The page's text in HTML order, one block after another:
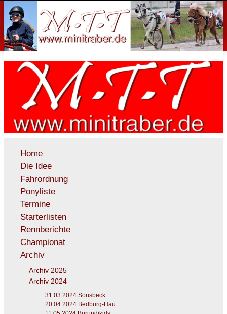
Home
Die Idee
Fahrordnung
Ponyliste
Termine
Starterlisten
Rennberichte
Championat
Archiv
Archiv 2025
Archiv 2024
31.03.2024 Sonsbeck
20.04.2024 Bedburg-Hau